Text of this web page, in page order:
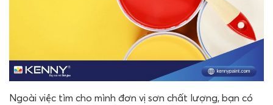
Ngoài việc tìm cho mình đơn vị sơn chất lượng, bạn có